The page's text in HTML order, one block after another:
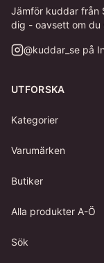
Jämför kuddar från
dig - oavsett om du
@kuddar_se på
UTFORSKA
Kategorier
Varumärken
Butiker
Alla produkter A-Ö
Sök